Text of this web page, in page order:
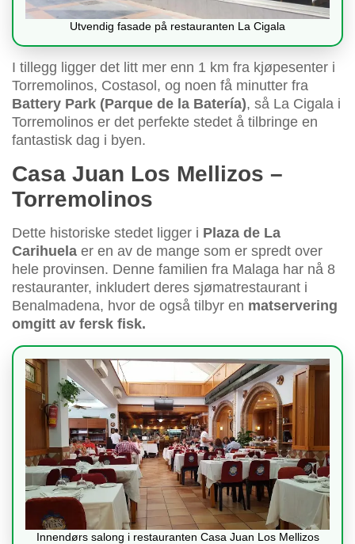
Utvendig fasade på restauranten La Cigala
I tillegg ligger det litt mer enn 1 km fra kjøpesenter i
Torremolinos, Costasol, og noen få minutter fra
Battery Park (Parque de la Batería), så La Cigala i
Torremolinos er det perfekte stedet å tilbringe en
fantastisk dag i byen.
Casa Juan Los Mellizos –
Torremolinos
Dette historiske stedet ligger i Plaza de La
Carihuela er en av de mange som er spredt over
hele provinsen. Denne familien fra Malaga har nå 8
restauranter, inkludert deres sjømatrestaurant i
Benalmadena, hvor de også tilbyr en matservering
omgitt av fersk fisk.
Innendørs salong i restauranten Casa Juan Los Mellizos